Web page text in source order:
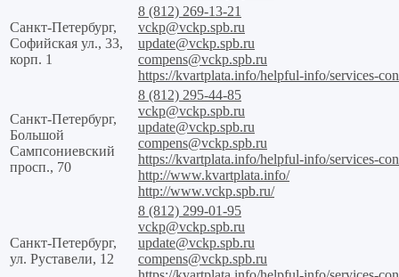
Санкт-Петербург,
Софийская ул., 33,
корп. 1
8 (812) 269-13-21
vckp@vckp.spb.ru
update@vckp.spb.ru
compens@vckp.spb.ru
https://kvartplata.info/helpful-info/services-
Санкт-Петербург,
Большой
Сампсониевский
просп., 70
8 (812) 295-44-85
vckp@vckp.spb.ru
update@vckp.spb.ru
compens@vckp.spb.ru
https://kvartplata.info/helpful-info/services-
http://www.kvartplata.info/
http://www.vckp.spb.ru/
Санкт-Петербург,
ул. Руставели, 12
8 (812) 299-01-95
vckp@vckp.spb.ru
update@vckp.spb.ru
compens@vckp.spb.ru